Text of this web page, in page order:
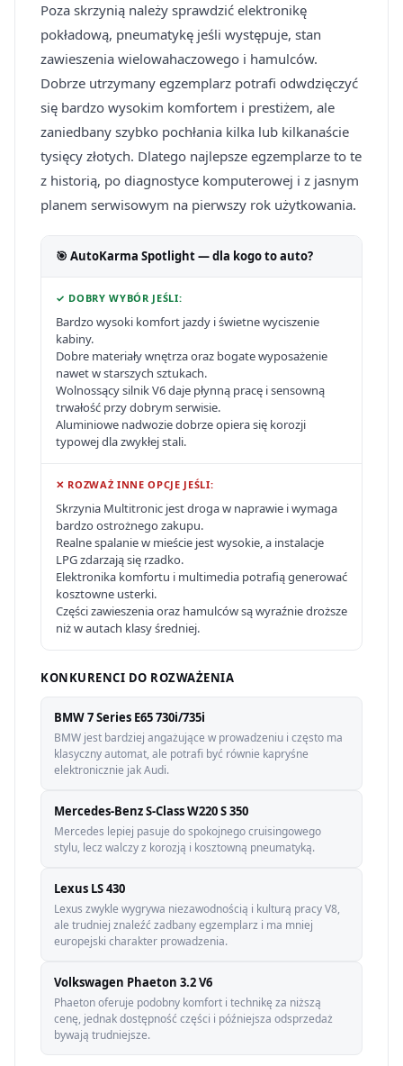
Poza skrzynią należy sprawdzić elektronikę
pokładową, pneumatykę jeśli występuje, stan
zawieszenia wielowahaczowego i hamulców.
Dobrze utrzymany egzemplarz potrafi odwdzięczyć
się bardzo wysokim komfortem i prestiżem, ale
zaniedbany szybko pochłania kilka lub kilkanaście
tysięcy złotych. Dlatego najlepsze egzemplarze to te
z historią, po diagnostyce komputerowej i z jasnym
planem serwisowym na pierwszy rok użytkowania.
🎯 AutoKarma Spotlight — dla kogo to auto?
✓ DOBRY WYBÓR JEŚLI:
Bardzo wysoki komfort jazdy i świetne wyciszenie
kabiny.
Dobre materiały wnętrza oraz bogate wyposażenie
nawet w starszych sztukach.
Wolnossący silnik V6 daje płynną pracę i sensowną
trwałość przy dobrym serwisie.
Aluminiowe nadwozie dobrze opiera się korozji
typowej dla zwykłej stali.
✕ ROZWAŻ INNE OPCJE JEŚLI:
Skrzynia Multitronic jest droga w naprawie i wymaga
bardzo ostrożnego zakupu.
Realne spalanie w mieście jest wysokie, a instalacje
LPG zdarzają się rzadko.
Elektronika komfortu i multimedia potrafią generować
kosztowne usterki.
Części zawieszenia oraz hamulców są wyraźnie droższe
niż w autach klasy średniej.
KONKURENCI DO ROZWAŻENIA
BMW 7 Series E65 730i/735i
BMW jest bardziej angażujące w prowadzeniu i często ma
klasyczny automat, ale potrafi być równie kapryśne
elektronicznie jak Audi.
Mercedes-Benz S-Class W220 S 350
Mercedes lepiej pasuje do spokojnego cruisingowego
stylu, lecz walczy z korozją i kosztowną pneumatyką.
Lexus LS 430
Lexus zwykle wygrywa niezawodnością i kulturą pracy V8,
ale trudniej znaleźć zadbany egzemplarz i ma mniej
europejski charakter prowadzenia.
Volkswagen Phaeton 3.2 V6
Phaeton oferuje podobny komfort i technikę za niższą
cenę, jednak dostępność części i późniejsza odsprzedaż
bywają trudniejsze.